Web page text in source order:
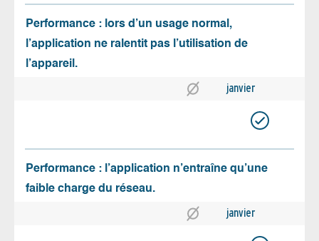
Performance : lors d’un usage normal,
l’application ne ralentit pas l’utilisation de
l’appareil.
janvier
Performance : l’application n’entraîne qu’une
faible charge du réseau.
janvier